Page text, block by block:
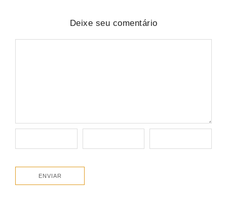
Deixe seu comentário